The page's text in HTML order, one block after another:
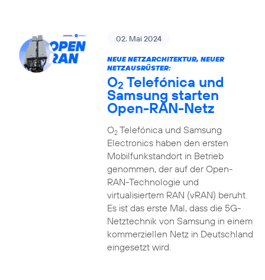
02. Mai 2024
NEUE NETZARCHITEKTUR, NEUER
NETZAUSRÜSTER:
O2 Telefónica und
Samsung starten
Open-RAN-Netz
O2Telefónica und Samsung
Electronics haben den ersten
Mobilfunkstandort in Betrieb
genommen, der auf der Open-
RAN-Technologie und
virtualisiertem RAN (vRAN) beruht.
Es ist das erste Mal, dass die 5G-
Netztechnik von Samsung in einem
kommerziellen Netz in Deutschland
eingesetzt wird.